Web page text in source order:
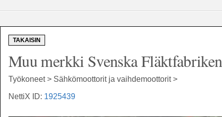
TAKAISIN
Muu merkki Svenska
Työkoneet > Sähkömoottorit ja vaihdemoottorit >
NettiX ID: 1925439